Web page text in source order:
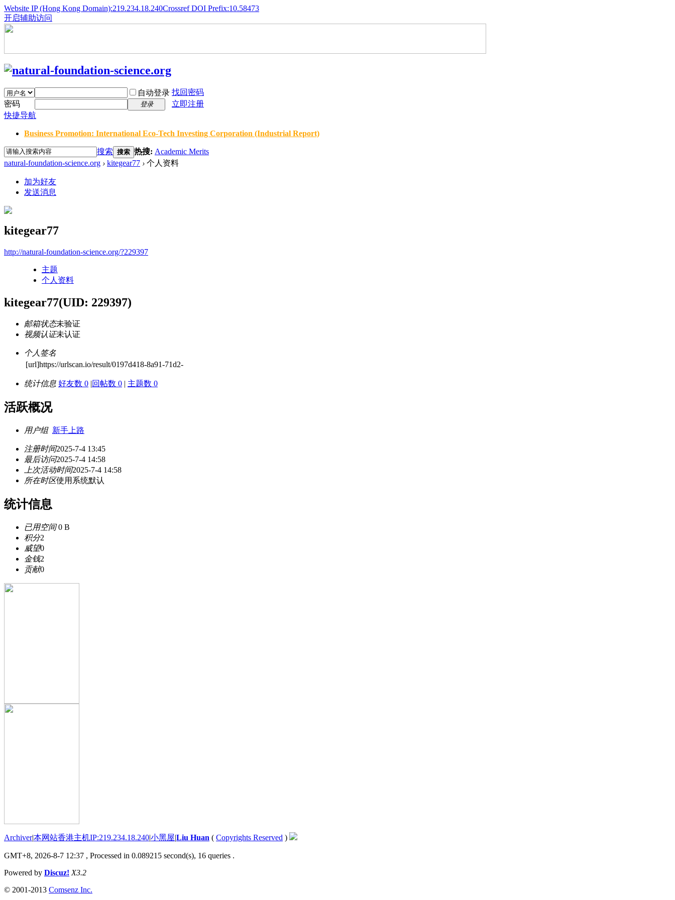
Website IP (Hong Kong Domain):219.234.18.240Crossref DOI Prefix:10.58473
开启辅助访问
自动登录 找回密码
密码
登录
立即注册
快捷导航
Business Promotion: International Eco-Tech Investing Corporation (Industrial Report)
搜索 搜索 热搜: Academic Merits
natural-foundation-science.org › kitegear77 › 个人资料
加为好友
发送消息
kitegear77
http://natural-foundation-science.org/?229397
主题
个人资料
kitegear77(UID: 229397)
邮箱状态未验证
视频认证未认证
个人签名
[url]https://urlscan.io/result/0197d418-8a91-71d2-
统计信息 好友数 0 |回帖数 0 | 主题数 0
活跃概况
用户组 新手上路
注册时间2025-7-4 13:45
最后访问2025-7-4 14:58
上次活动时间2025-7-4 14:58
所在时区使用系统默认
统计信息
已用空间0 B
积分2
威望0
金钱2
贡献0
Archiver|本网站香港主机IP:219.234.18.240|小黑屋|Liu Huan ( Copyrights Reserved )
GMT+8, 2026-8-7 12:37 , Processed in 0.089215 second(s), 16 queries .
Powered by Discuz! X3.2
© 2001-2013 Comsenz Inc.